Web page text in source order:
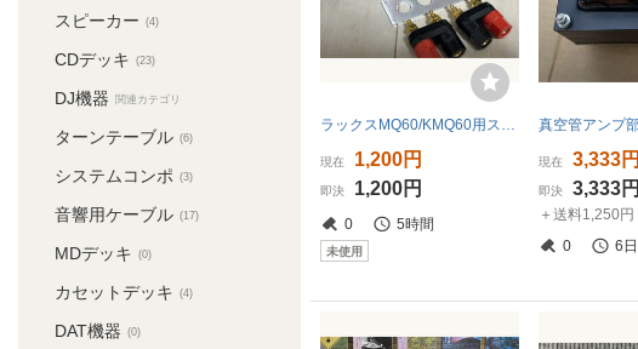
スピーカー (4)
CDデッキ (23)
DJ機器 関連カテゴリ
ターンテーブル (6)
システムコンポ (3)
音響用ケーブル (17)
MDデッキ (0)
カセットデッキ (4)
DAT機器 (0)
ラックスMQ60/KMQ60用スピーカーターミナル
現在 1,200円
即決 1,200円
0 5時間
未使用
現在 3,333円
即決 3,333円
＋送料1,250円
0
6日